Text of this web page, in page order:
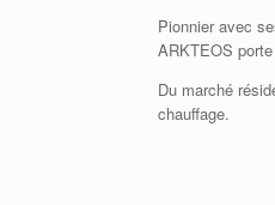
Pionnier avec
ARKTEOS
Du marché
chauffage.